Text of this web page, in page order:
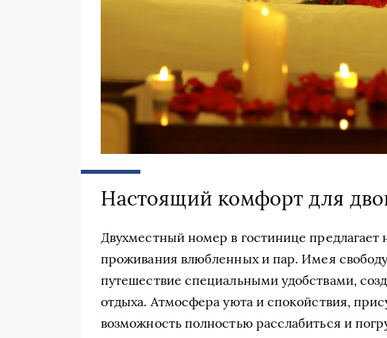
Настоящий комфорт для
Двухместный номер в гостинице предлагает
проживания влюбленных и пар. Имея
путешествие специальными удобствами,
отдыха. Атмосфера уюта и спокойствия,
возможность полностью расслабиться и